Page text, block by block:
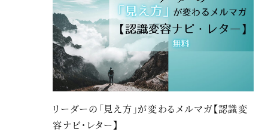
リーダーの「見え方」が変わるメルマガ【認識変
容ナビ・レター】